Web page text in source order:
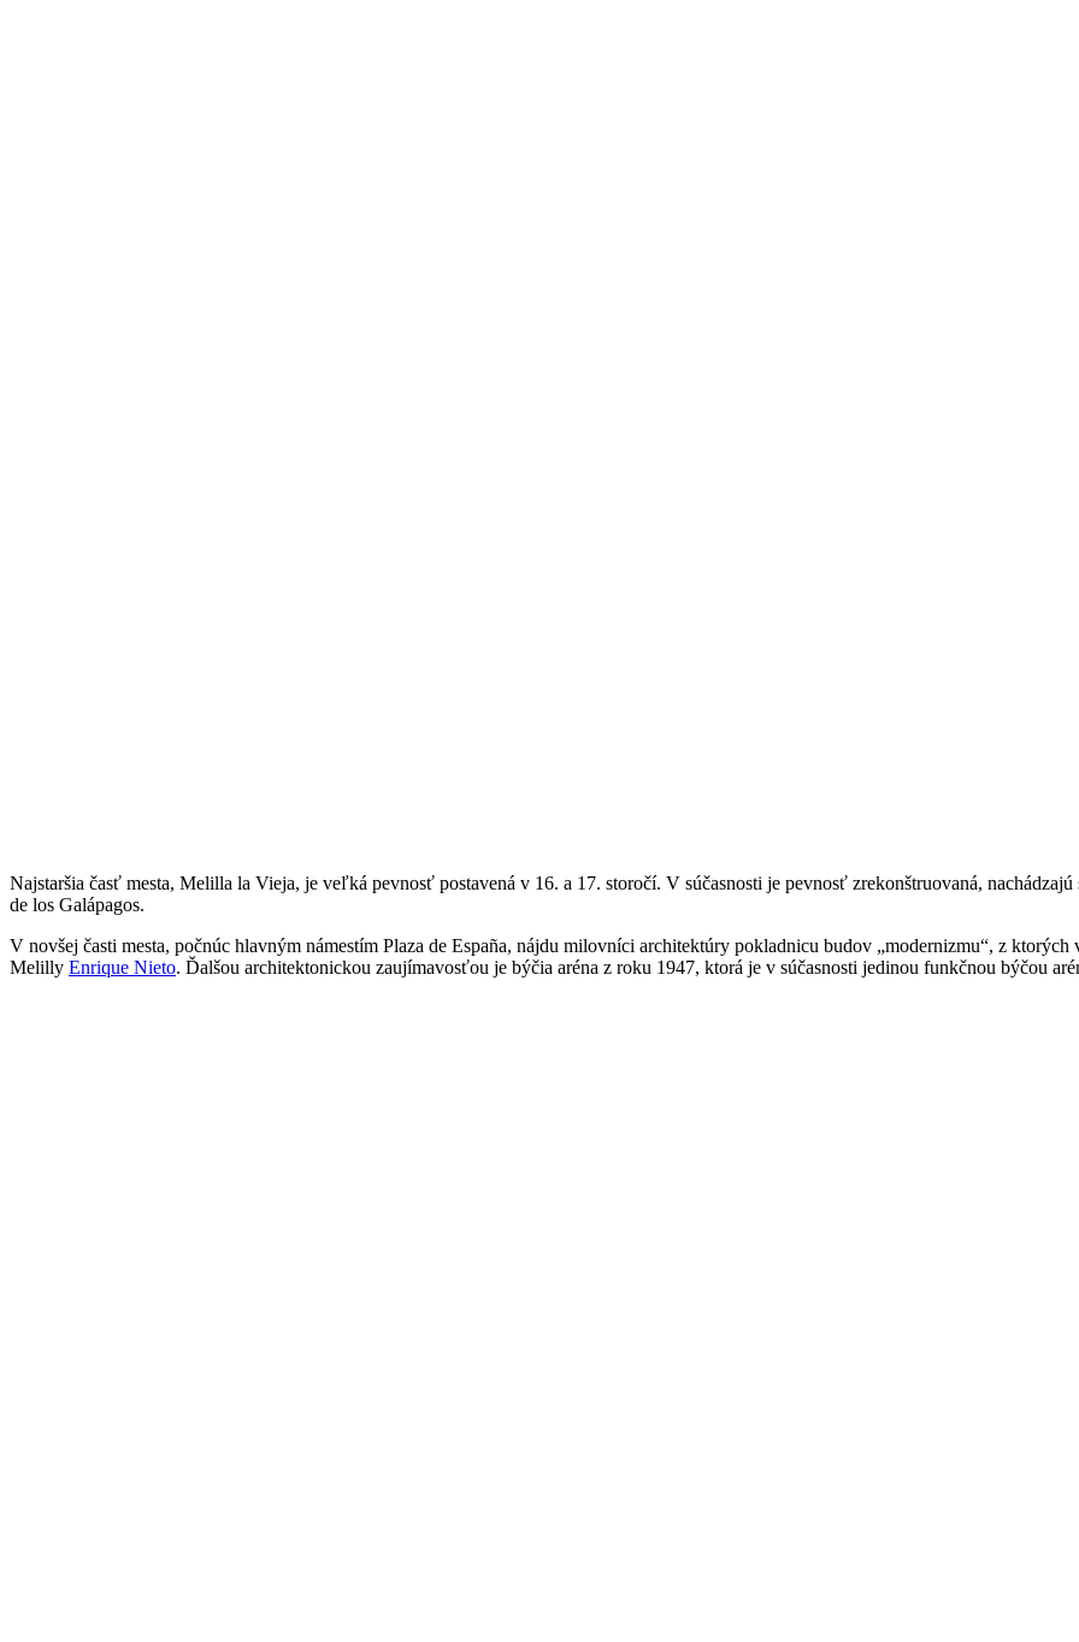
Najstaršia časť mesta, Melilla la Vieja, je veľká pevnosť postavená v 16. a 17. storočí. V súčasnosti je pevnosť zrekonštruovaná,
de los Galápagos.
V novšej časti mesta, počnúc hlavným námestím Plaza de España, nájdu milovníci architektúry pokladnicu budov „modernizmu“, z
Melilly Enrique Nieto. Ďalšou architektonickou zaujímavosťou je býčia aréna z roku 1947, ktorá je v súčasnosti jedinou funkčnou býčou